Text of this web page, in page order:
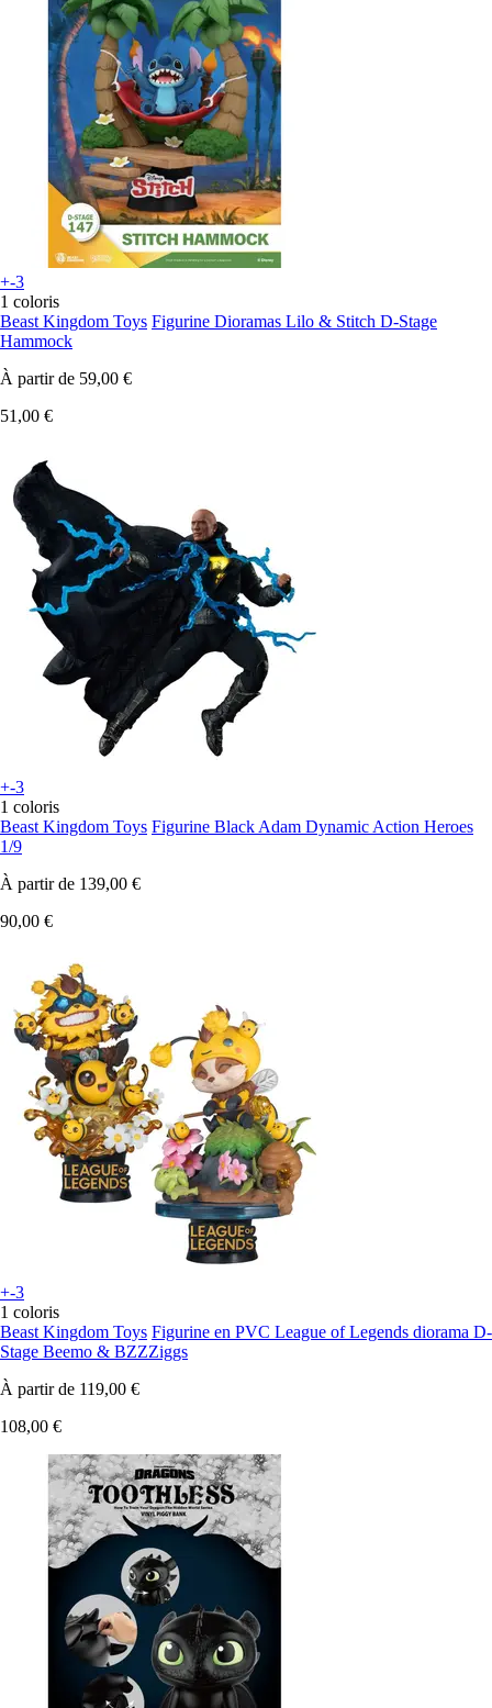
+-3
1 coloris
Beast Kingdom Toys Figurine Dioramas Lilo & Stitch D-Stage
Hammock
À partir de 59,00 €
51,00 €
+-3
1 coloris
Beast Kingdom Toys Figurine Black Adam Dynamic Action Heroes
1/9
À partir de 139,00 €
90,00 €
+-3
1 coloris
Beast Kingdom Toys Figurine en PVC League of Legends diorama D-
Stage Beemo & BZZZiggs
À partir de 119,00 €
108,00 €